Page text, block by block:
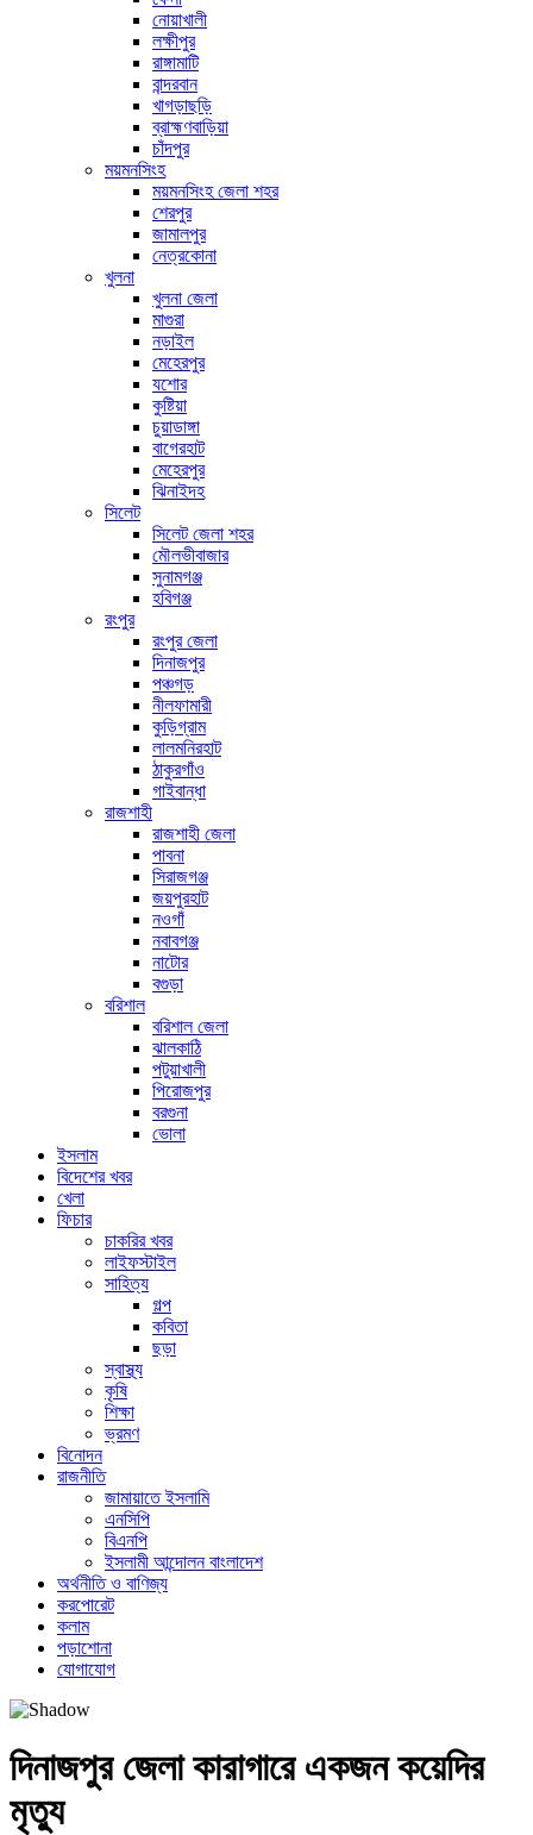
নোয়াখালী
লক্ষীপুর
রাঙ্গামাটি
বান্দরবান
খাগড়াছড়ি
ব্রাহ্মণবাড়িয়া
চাঁদপুর
ময়মনসিংহ
ময়মনসিংহ জেলা শহর
শেরপুর
জামালপুর
নেত্রকোনা
খুলনা
খুলনা জেলা
মাগুরা
নড়াইল
মেহেরপুর
যশোর
কুষ্টিয়া
চুয়াডাঙ্গা
বাগেরহাট
মেহেরপুর
ঝিনাইদহ
সিলেট
সিলেট জেলা শহর
মৌলভীবাজার
সুনামগঞ্জ
হবিগঞ্জ
রংপুর
রংপুর জেলা
দিনাজপুর
পঞ্চগড়
নীলফামারী
কুড়িগ্রাম
লালমনিরহাট
ঠাকুরগাঁও
গাইবান্ধা
রাজশাহী
রাজশাহী জেলা
পাবনা
সিরাজগঞ্জ
জয়পুরহাট
নওগাঁ
নবাবগঞ্জ
নাটোর
বগুড়া
বরিশাল
বরিশাল জেলা
ঝালকাঠি
পটুয়াখালী
পিরোজপুর
বরগুনা
ভোলা
ইসলাম
বিদেশের খবর
খেলা
ফিচার
চাকরির খবর
লাইফস্টাইল
সাহিত্য
গল্প
কবিতা
ছড়া
স্বাস্থ্য
কৃষি
শিক্ষা
ভ্রমণ
বিনোদন
রাজনীতি
জামায়াতে ইসলামি
এনসিপি
বিএনপি
ইসলামী আন্দোলন বাংলাদেশ
অর্থনীতি ও বাণিজ্য
করপোরেট
কলাম
পড়াশোনা
যোগাযোগ
দিনাজপুর জেলা কারাগারে একজন কয়েদির
মৃত্যু